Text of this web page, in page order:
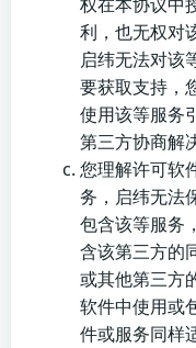
利，也无权对
启纬无法对该
要获取支持，
使用该等服务
第三方协商解
您理解许可软
务，启纬无法
包含该等服务
含该第三方的
或其他第三方
软件中使用或
件或服务同样